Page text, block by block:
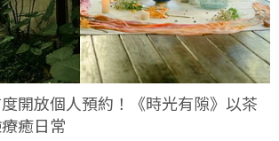
開放個人預約！《時光有隙》以茶
癒日常